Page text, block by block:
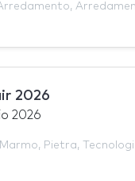
,
2026
2026
Marmo, Pietra,